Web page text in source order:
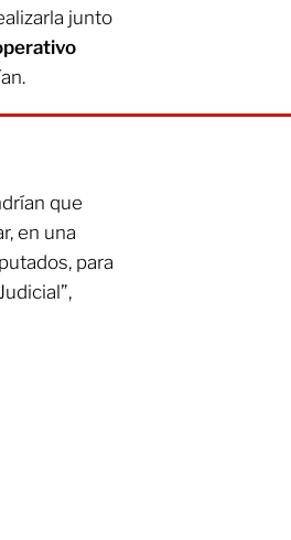
junto
que
en una
para